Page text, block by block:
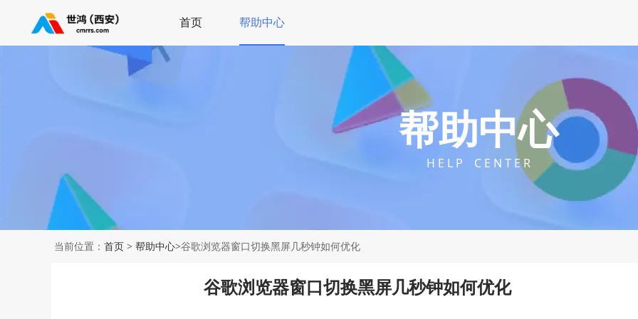
首页 帮助中心
帮助中心
H E L P C E N T E R
当前位置： 首页 > 帮助中心>谷歌浏览器窗口切换黑屏几秒钟如何优化
谷歌浏览器窗口切换黑屏几秒钟如何优化